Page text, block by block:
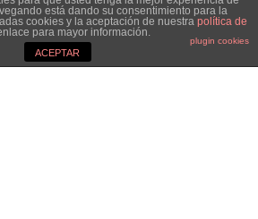
está dando su consentimiento para la
cookies y la aceptación de nuestra política de
para mayor información.
plugin cookies
ACEPTAR